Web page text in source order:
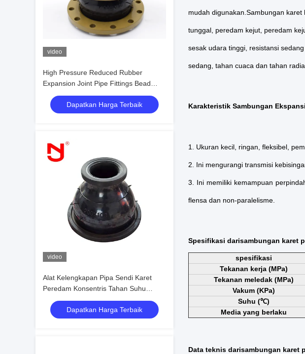
video
High Pressure Reduced Rubber
Expansion Joint Pipe Fittings Bead
Ring Untuk Udara Terkompresi
Dapatkan Harga Terbaik
video
Alat Kelengkapan Pipa Sendi Karet
Peredam Konsentris Tahan Suhu
Tinggi
Dapatkan Harga Terbaik
mudah digunakan.Sambungan
tunggal, peredam kejut, peredam
sesak udara tinggi, resistansi
sedang, tahan cuaca dan tahan
Karakteristik Sambungan
1. Ukuran kecil, ringan, fleksibel,
2. Ini mengurangi transmisi
3. Ini memiliki kemampuan
flensa dan non-paralelisme.
Spesifikasi darisambungan karet
spesifikasi
Tekanan kerja (MPa)
Tekanan meledak (MPa)
Vakum (KPa)
Suhu (℃)
Media yang berlaku
Data teknis darisambungan karet